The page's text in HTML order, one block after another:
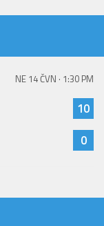
NE 14 ČVN · 1:30 PM
10
0